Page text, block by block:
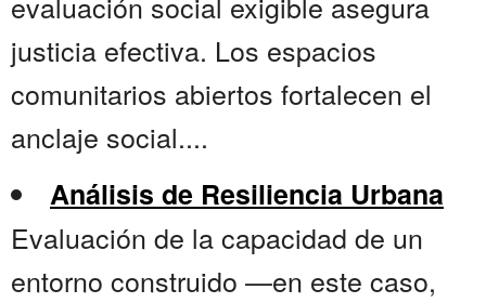
justicia efectiva. Los espacios
comunitarios abiertos fortalecen el
anclaje social....
Análisis de Resiliencia Urbana
Evaluación de la capacidad de un
entorno construido —en este caso,